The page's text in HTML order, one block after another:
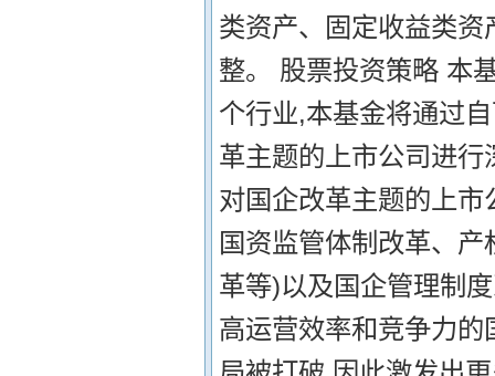
类资产、固定收益类
整。 股票投资策略 本
个行业,本基金将通过
革主题的上市公司进
对国企改革主题的上
国资监管体制改革、
革等)以及国企管理制
高运营效率和竞争力